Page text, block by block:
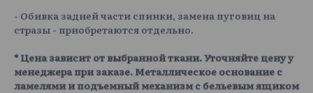
- Обивка задней части спинки, замена пуговиц на
стразы - приобретаются отдельно.
* Цена зависит от выбранной ткани. Уточняйте цену у
менеджера при заказе. Металлическое основание с
ламелями и подъемный механизм с бельевым ящиком